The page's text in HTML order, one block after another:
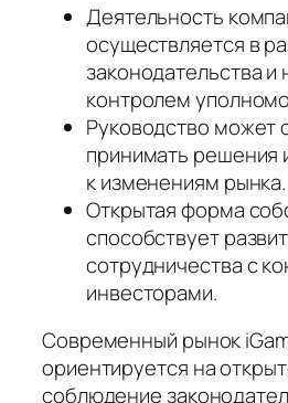
Деятельность
осуществляется в
законодательства и
контролем
Руководство может
принимать решения
к изменениям рынка.
Открытая форма
способствует
сотрудничества с
инвесторами.
Современный рынок
ориентируется на
соблюдение